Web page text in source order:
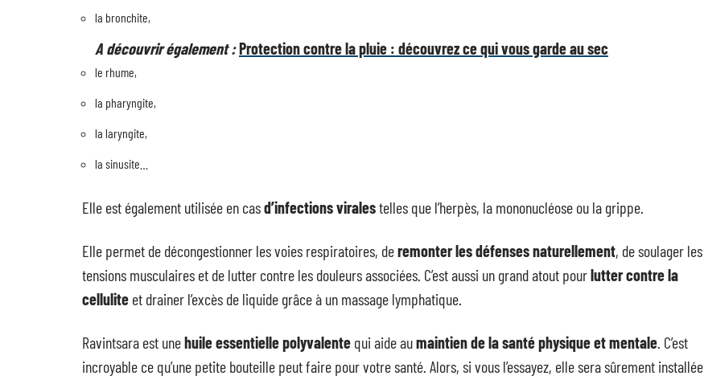
la bronchite,
A découvrir également :Protection contre la pluie : découvrez ce qui vous garde au sec
le rhume,
la pharyngite,
la laryngite,
la sinusite…
Elle est également utilisée en casd’infections viralestelles que l’herpès, la mononucléose ou la grippe.
Elle permet de décongestionner les voies respiratoires, deremonter les défenses naturellement, de soulager les
tensions musculaires et de lutter contre les douleurs associées. C’est aussi un grand atout pourlutter contre la
cellulite et drainer l’excès de liquide grâce à un massage lymphatique.
Ravintsara est unehuile essentielle polyvalente qui aide aumaintien de la santé physique et mentale. C’est
incroyable ce qu’une petite bouteille peut faire pour votre santé. Alors, si vous l’essayez, elle sera sûrement installée